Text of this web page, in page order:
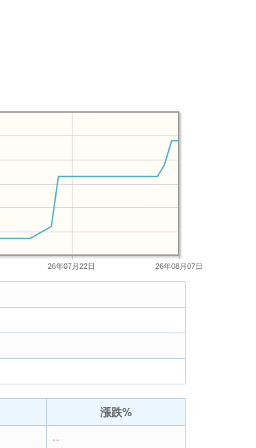
26年07月22日 26年08月07日
漲跌%
--